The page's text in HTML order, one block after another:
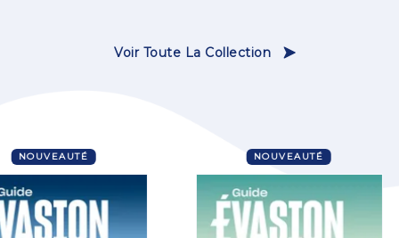
Voir Toute La Collection
NOUVEAUTÉ NOUVEAUTÉ